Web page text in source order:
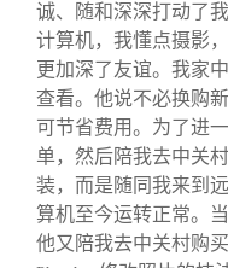
诚、随和深深打动了
计算机，我懂点摄影
更加深了友谊。我家
查看。他说不必换购
可节省费用。为了进
单，然后陪我去中关
装，而是随同我来到
算机至今运转正常。
他又陪我去中关村购